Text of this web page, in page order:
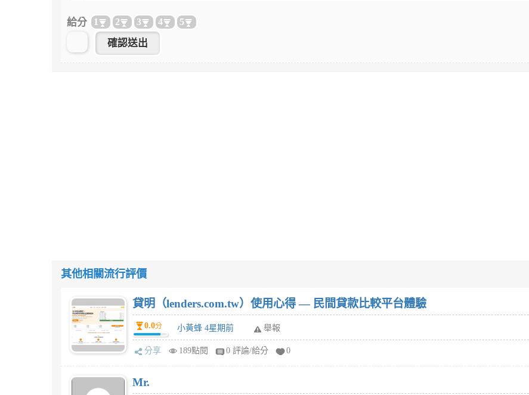
給分 1 2 3 4 5
其他相關流行評價
貸明（lenders.com.tw）使用心得 — 民間貸款比較平台體驗
0.0分 小黃蜂 4星期前 舉報
分享 189點閱 0 評論/給分 0
Mr.